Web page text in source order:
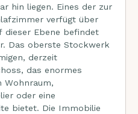
hin liegen. Eines der zur
verfügt über
dieser Ebene befindet
derzeit
das enormes
Wohnraum,
oder eine
bietet. Die Immobilie